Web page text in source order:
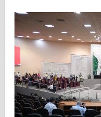
Aprueba
Congreso
reforma
que
fortalece
la
inversión
en
infraestructura
educativa